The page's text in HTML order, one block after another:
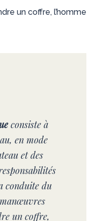
un coffre, l’homme
consiste à
en mode
et des
conduite du
un coffre,